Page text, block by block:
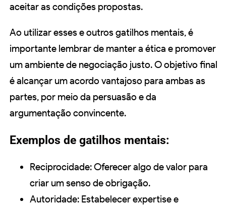
aceitar as condições propostas.
Ao utilizar esses e outros gatilhos mentais, é
importante lembrar de manter a ética e promover
um ambiente de negociação justo. O objetivo final
é alcançar um acordo vantajoso para ambas as
partes, por meio da persuasão e da
argumentação convincente.
Exemplos de gatilhos mentais:
Reciprocidade: Oferecer algo de valor para
criar um senso de obrigação.
Autoridade: Estabelecer expertise e